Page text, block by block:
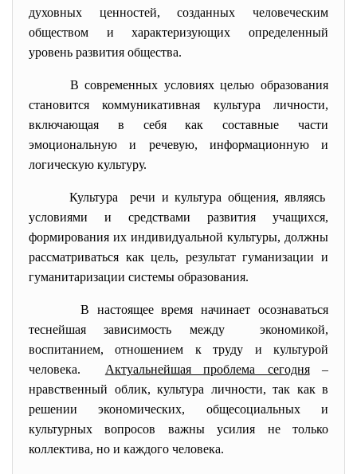
духовных ценностей, созданных человеческим
обществом и характеризующих определенный
уровень развития общества.
В современных условиях целью образования
становится коммуникативная культура личности,
включающая в себя как составные части
эмоциональную и речевую, информационную и
логическую культуру.
Культура речи и культура общения, являясь
условиями и средствами развития учащихся,
формирования их индивидуальной культуры, должны
рассматриваться как цель, результат гуманизации и
гуманитаризации системы образования.
В настоящее время начинает осознаваться
теснейшая зависимость между экономикой,
воспитанием, отношением к труду и культурой
человека. Актуальнейшая проблема сегодня–
нравственный облик, культура личности, так как в
решении экономических, общесоциальных и
культурных вопросов важны усилия не только
коллектива, но и каждого человека.